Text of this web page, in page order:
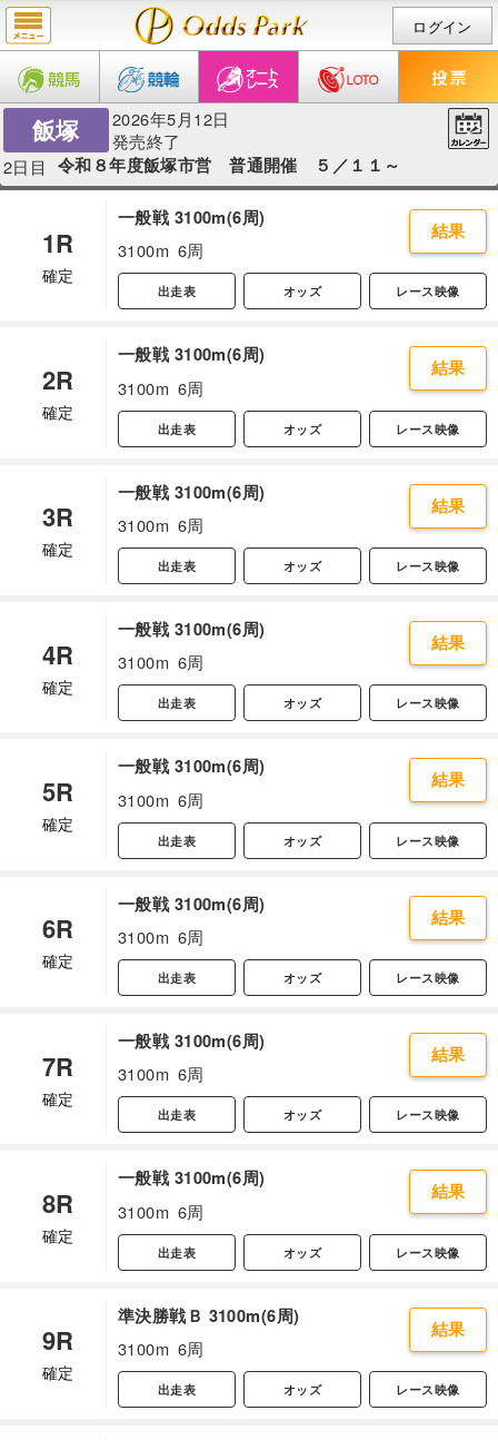
ログイン
飯塚
2026年5月12日
発売終了
2日目
令和８年度飯塚市営 普通開催 ５／１１～
1R
確定
一般戦 3100m(6周)
3100m 6周
結果
出走表 オッズ レース映像
2R
確定
一般戦 3100m(6周)
3100m 6周
結果
出走表 オッズ レース映像
3R
確定
一般戦 3100m(6周)
3100m 6周
結果
出走表 オッズ レース映像
4R
確定
一般戦 3100m(6周)
3100m 6周
結果
出走表 オッズ レース映像
5R
確定
一般戦 3100m(6周)
3100m 6周
結果
出走表 オッズ レース映像
6R
確定
一般戦 3100m(6周)
3100m 6周
結果
出走表 オッズ レース映像
7R
確定
一般戦 3100m(6周)
3100m 6周
結果
出走表 オッズ レース映像
8R
確定
一般戦 3100m(6周)
3100m 6周
結果
出走表 オッズ レース映像
9R
確定
準決勝戦Ｂ 3100m(6周)
3100m 6周
結果
出走表 オッズ レース映像